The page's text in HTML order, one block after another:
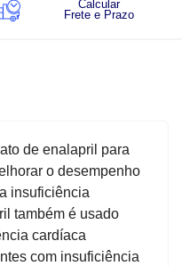
Calcular
Frete e Prazo
de enalapril para
o desempenho
insuficiência
também é usado
cardíaca
com insuficiência